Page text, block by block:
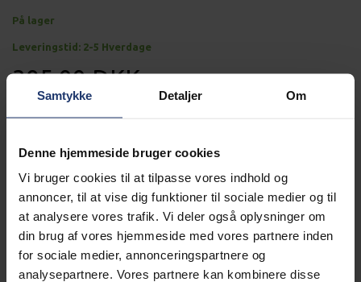
Samtykke Detaljer Om
Denne hjemmeside bruger cookies
Vi bruger cookies til at tilpasse vores indhold og
annoncer, til at vise dig funktioner til sociale medier og til
at analysere vores trafik. Vi deler også oplysninger om
din brug af vores hjemmeside med vores partnere inden
for sociale medier, annonceringspartnere og
analysepartnere. Vores partnere kan kombinere disse
På lager
Leveringstid: 2-5 Hverdage
395,00 DKK
316,00 DKK
Læg i kurv
Komplet tændingslås 6.500/7.200 Watt
Mere information
Alle Generatorer leveres gratis